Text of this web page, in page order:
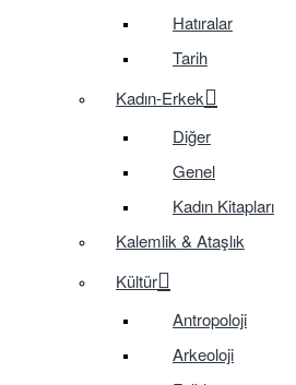
Hatıralar
Tarih
Kadın-Erkek
Diğer
Genel
Kadın Kitapları
Kalemlik & Ataşlık
Kültür
Antropoloji
Arkeoloji